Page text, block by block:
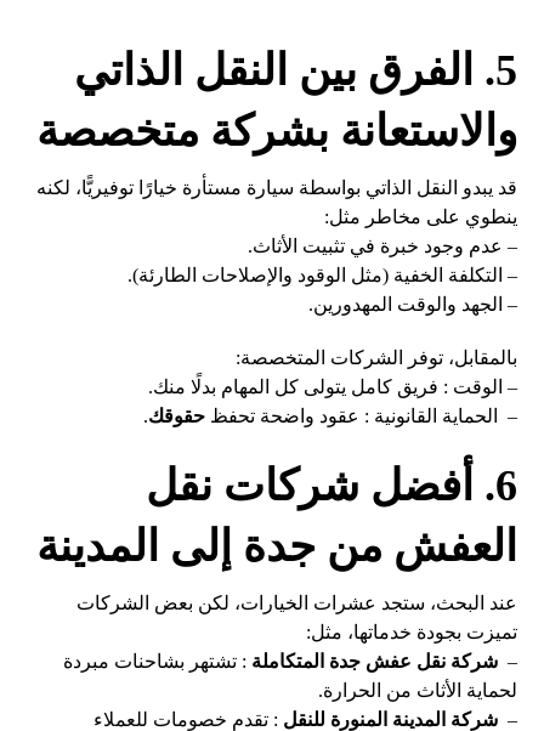
5. الفرق بين النقل الذاتي
والاستعانة بشركة متخصصة
قد يبدو النقل الذاتي بواسطة سيارة مستأرة خيارًا توفيريًّا، لكنه
ينطوي على مخاطر مثل:
– عدم وجود خبرة في تثبيت الأثاث.
– التكلفة الخفية (مثل الوقود والإصلاحات الطارئة).
– الجهد والوقت المهدورين.
بالمقابل، توفر الشركات المتخصصة:
– الوقت : فريق كامل يتولى كل المهام بدلًا منك.
– الحماية القانونية : عقود واضحة تحفظحقوقك.
6. أفضل شركات نقل
العفش من جدة إلى المدينة
عند البحث، ستجد عشرات الخيارات، لكن بعض الشركات
تميزت بجودة خدماتها، مثل:
– شركة نقل عفش جدة المتكاملة : تشتهر بشاحنات مبردة
لحماية الأثاث من الحرارة.
– شركة المدينة المنورة للنقل : تقدم خصومات للعملاء